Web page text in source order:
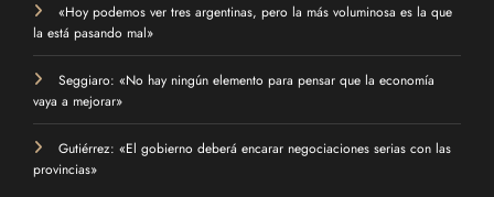
«Hoy podemos ver tres argentinas, pero la más voluminosa es la que
la está pasando mal»
Seggiaro: «No hay ningún elemento para pensar que la economía
vaya a mejorar»
Gutiérrez: «El gobierno deberá encarar negociaciones serias con las
provincias»